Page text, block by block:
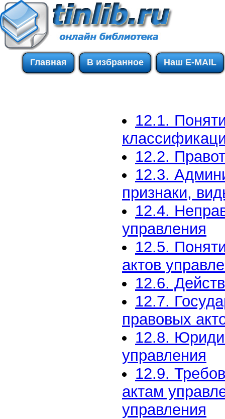
Главная В избранное Наш E-MAIL
12.1.
12.2.
12.3.
признаки,
12.4.
управления
12.5.
актов
12.6.
12.7.
правовых
12.8.
управления
12.9.
актам
управления